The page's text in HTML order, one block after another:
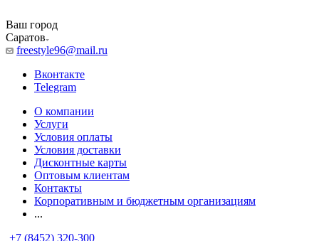
Ваш город
Саратов
freestyle96@mail.ru
Вконтакте
Telegram
О компании
Услуги
Условия оплаты
Условия доставки
Дисконтные карты
Оптовым клиентам
Контакты
Корпоративным и бюджетным организациям
...
+7 (8452) 320-300